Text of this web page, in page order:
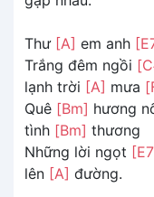
Thư [A] em anh
Trắng đêm ngồi
lạnh trời [A] mưa
Quê [Bm] hương
tình [Bm] thương
Những lời ngọt
lên [A] đường.